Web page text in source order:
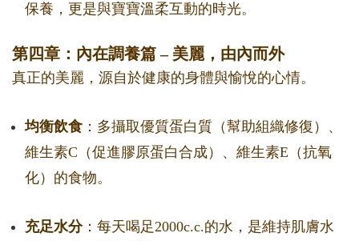
保養，更是與寶寶溫柔互動的時光。
第四章：內在調養篇 – 美麗，由內而外
真正的美麗，源自於健康的身體與愉悅的心情。
均衡飲食 ：多攝取優質蛋白質（幫助組織修復）、
維生素C（促進膠原蛋白合成）、維生素E（抗氧
化）的食物。
充足水分：每天喝足2000c.c.的水，是維持肌膚水